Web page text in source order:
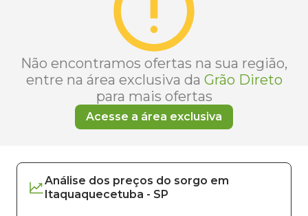
Não encontramos ofertas na sua região,
entre na área exclusiva da Grão Direto
para mais ofertas
Acesse a área exclusiva
Análise dos preços do sorgo em
Itaquaquecetuba - SP